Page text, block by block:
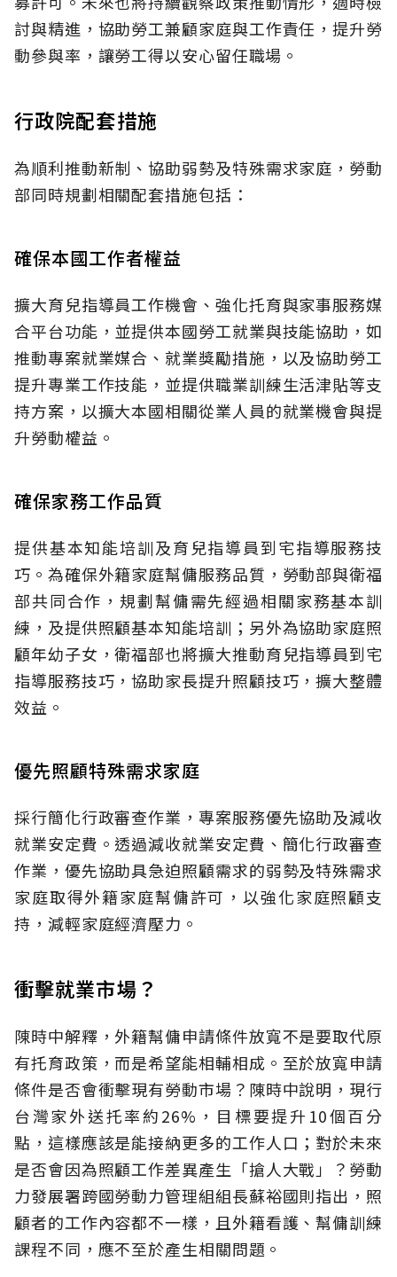
討與精進，協助勞工兼顧家庭與工作責任，提升勞
動參與率，讓勞工得以安心留任職場。
行政院配套措施
為順利推動新制、協助弱勢及特殊需求家庭，勞動
部同時規劃相關配套措施包括：
確保本國工作者權益
擴大育兒指導員工作機會、強化托育與家事服務媒
合平台功能，並提供本國勞工就業與技能協助，如
推動專案就業媒合、就業獎勵措施，以及協助勞工
提升專業工作技能，並提供職業訓練生活津貼等支
持方案，以擴大本國相關從業人員的就業機會與提
升勞動權益。
確保家務工作品質
提供基本知能培訓及育兒指導員到宅指導服務技
巧。為確保外籍家庭幫傭服務品質，勞動部與衛福
部共同合作，規劃幫傭需先經過相關家務基本訓
練，及提供照顧基本知能培訓；另外為協助家庭照
顧年幼子女，衛福部也將擴大推動育兒指導員到宅
指導服務技巧，協助家長提升照顧技巧，擴大整體
效益。
優先照顧特殊需求家庭
採行簡化行政審查作業，專案服務優先協助及減收
就業安定費。透過減收就業安定費、簡化行政審查
作業，優先協助具急迫照顧需求的弱勢及特殊需求
家庭取得外籍家庭幫傭許可，以強化家庭照顧支
持，減輕家庭經濟壓力。
衝擊就業市場？
陳時中解釋，外籍幫傭申請條件放寬不是要取代原
有托育政策，而是希望能相輔相成。至於放寬申請
條件是否會衝擊現有勞動市場？陳時中說明，現行
台灣家外送托率約26%，目標要提升10個百分
點，這樣應該是能接納更多的工作人口；對於未來
是否會因為照顧工作差異產生「搶人大戰」？勞動
力發展署跨國勞動力管理組組長蘇裕國則指出，照
顧者的工作內容都不一樣，且外籍看護、幫傭訓練
課程不同，應不至於產生相關問題。